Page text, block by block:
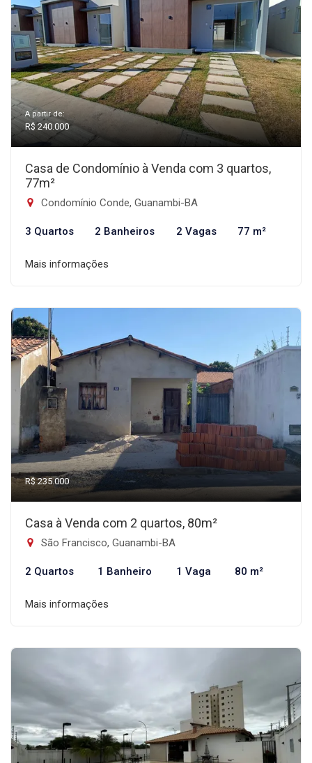
A partir de:
R$ 240.000
Casa de Condomínio à Venda com 3 quartos,
77m²
Condomínio Conde, Guanambi-BA
3 Quartos 2 Banheiros 2 Vagas 77 m²
Mais informações
R$ 235.000
Casa à Venda com 2 quartos, 80m²
São Francisco, Guanambi-BA
2 Quartos 1 Banheiro 1 Vaga 80 m²
Mais informações